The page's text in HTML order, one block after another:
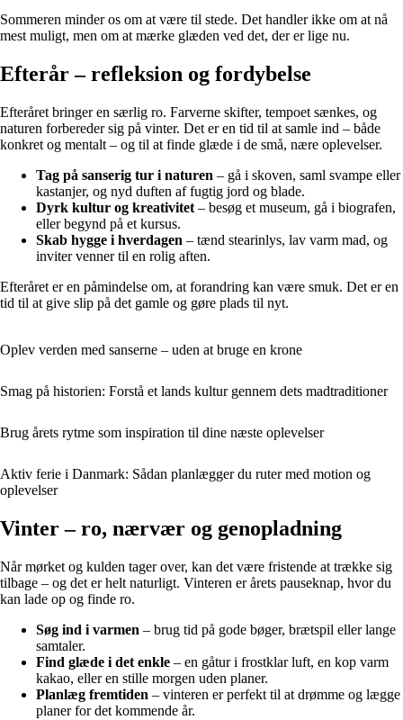
Sommeren minder os om at være til stede. Det handler ikke om at nå
mest muligt, men om at mærke glæden ved det, der er lige nu.
Efterår – refleksion og fordybelse
Efteråret bringer en særlig ro. Farverne skifter, tempoet sænkes, og
naturen forbereder sig på vinter. Det er en tid til at samle ind – både
konkret og mentalt – og til at finde glæde i de små, nære oplevelser.
Tag på sanserig tur i naturen – gå i skoven, saml svampe eller
kastanjer, og nyd duften af fugtig jord og blade.
Dyrk kultur og kreativitet – besøg et museum, gå i biografen,
eller begynd på et kursus.
Skab hygge i hverdagen – tænd stearinlys, lav varm mad, og
inviter venner til en rolig aften.
Efteråret er en påmindelse om, at forandring kan være smuk. Det er en
tid til at give slip på det gamle og gøre plads til nyt.
Oplev verden med sanserne – uden at bruge en krone
Smag på historien: Forstå et lands kultur gennem dets madtraditioner
Brug årets rytme som inspiration til dine næste oplevelser
Aktiv ferie i Danmark: Sådan planlægger du ruter med motion og
oplevelser
Vinter – ro, nærvær og genopladning
Når mørket og kulden tager over, kan det være fristende at trække sig
tilbage – og det er helt naturligt. Vinteren er årets pauseknap, hvor du
kan lade op og finde ro.
Søg ind i varmen – brug tid på gode bøger, brætspil eller lange
samtaler.
Find glæde i det enkle – en gåtur i frostklar luft, en kop varm
kakao, eller en stille morgen uden planer.
Planlæg fremtiden – vinteren er perfekt til at drømme og lægge
planer for det kommende år.